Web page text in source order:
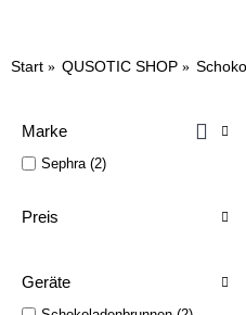
Start QUSOTIC SHOP
Marke
Sephra (2)
Preis
Geräte